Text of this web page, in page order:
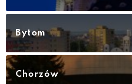
Bytom
Chorzów